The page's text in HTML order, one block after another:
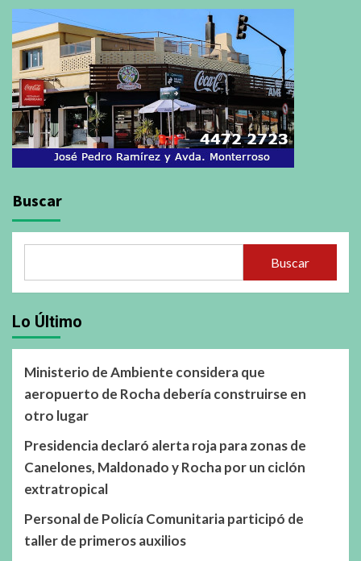
Buscar
Buscar
Lo Último
Ministerio de Ambiente considera que
aeropuerto de Rocha debería construirse en
otro lugar
Presidencia declaró alerta roja para zonas de
Canelones, Maldonado y Rocha por un ciclón
extratropical
Personal de Policía Comunitaria participó de
taller de primeros auxilios